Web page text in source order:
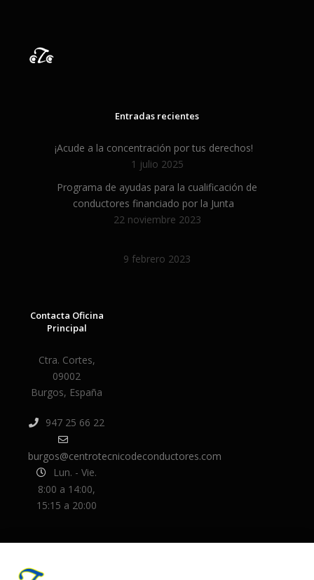
Entradas recientes
¡Acude a la concentración por tus derechos!
1 julio 2025
Programa de ayudas para la cualificación de
conductores financiado por la Junta
22 noviembre 2023
9 febrero 2023
Contacta Oficina
Principal
Ctra. Cortes,
09002
Burgos, España
947 25 66 22
burgos@centrotecnicodeconductores.com
Lun. - Vie.
8:00 a 14:00,
15:15 a 20:00